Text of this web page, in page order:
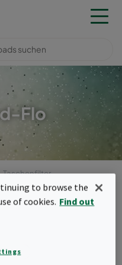
Flo
Taschenfilter
von Camfil
to browse the
of cookies. Find out